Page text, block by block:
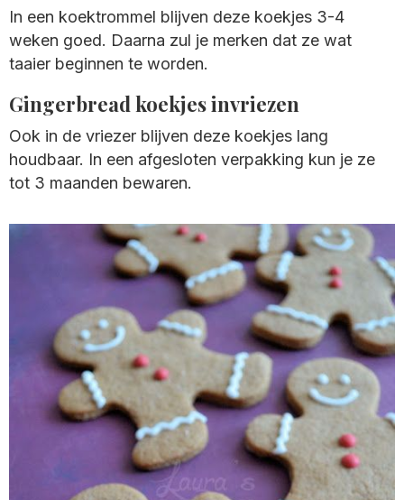
In een koektrommel blijven deze koekjes 3-4
weken goed. Daarna zul je merken dat ze wat
taaier beginnen te worden.
Gingerbread koekjes invriezen
Ook in de vriezer blijven deze koekjes lang
houdbaar. In een afgesloten verpakking kun je ze
tot 3 maanden bewaren.